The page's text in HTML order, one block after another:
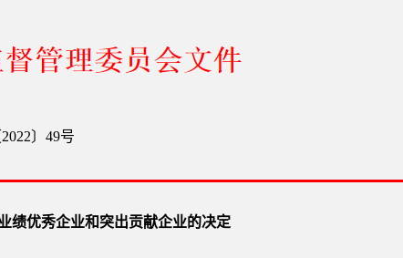
〕49号
绩优秀企业和突出贡献企业的决定